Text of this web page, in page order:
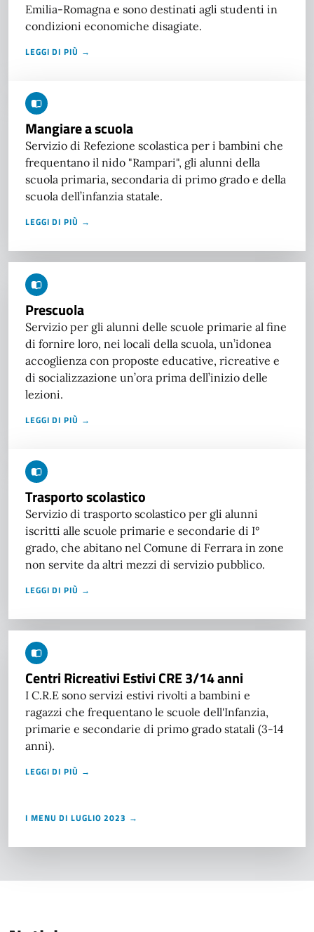
Emilia-Romagna e sono destinati agli studenti in
condizioni economiche disagiate.
LEGGI DI PIÙ →
Mangiare a scuola
Servizio di Refezione scolastica per i bambini che
frequentano il nido "Rampari", gli alunni della
scuola primaria, secondaria di primo grado e della
scuola dell’infanzia statale.
LEGGI DI PIÙ →
Prescuola
Servizio per gli alunni delle scuole primarie al fine
di fornire loro, nei locali della scuola, un’idonea
accoglienza con proposte educative, ricreative e
di socializzazione un’ora prima dell’inizio delle
lezioni.
LEGGI DI PIÙ →
Trasporto scolastico
Servizio di trasporto scolastico per gli alunni
iscritti alle scuole primarie e secondarie di I°
grado, che abitano nel Comune di Ferrara in zone
non servite da altri mezzi di servizio pubblico.
LEGGI DI PIÙ →
Centri Ricreativi Estivi CRE 3/14 anni
I C.R.E sono servizi estivi rivolti a bambini e
ragazzi che frequentano le scuole dell'Infanzia,
primarie e secondarie di primo grado statali (3-14
anni).
LEGGI DI PIÙ →
I MENU DI LUGLIO 2023 →